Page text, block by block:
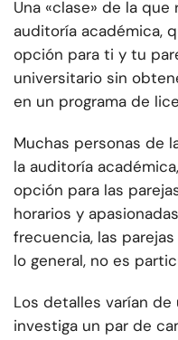
Una «clase» de la que
auditoría académica,
opción para ti y tu
universitario sin
en un programa de
Muchas personas de
la auditoría
opción para las
horarios y
frecuencia, las
lo general, no es
Los detalles varían de
investiga un par de